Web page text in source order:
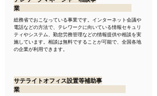
業
総務省でおこなっている事業です。インターネット会議や
電話などの方法で、テレワークに向いている情報セキュリ
ティやシステム、勤怠労務管理などの情報提供や相談を実
施しています。相談は無料ですることが可能で、全国各地
の企業が利用できます。
サテライトオフィス設置等補助事
業